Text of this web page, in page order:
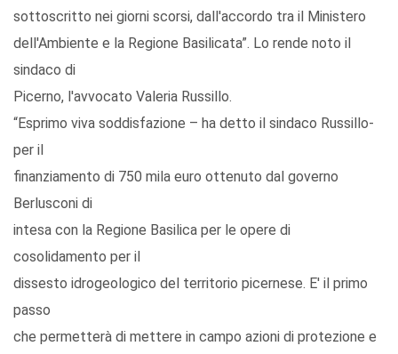
sottoscritto nei giorni scorsi, dall'accordo tra il Ministero
dell'Ambiente e la Regione Basilicata”. Lo rende noto il
sindaco di
Picerno, l'avvocato Valeria Russillo.
“Esprimo viva soddisfazione – ha detto il sindaco Russillo-
per il
finanziamento di 750 mila euro ottenuto dal governo
Berlusconi di
intesa con la Regione Basilica per le opere di
cosolidamento per il
dissesto idrogeologico del territorio picernese. E' il primo
passo
che permetterà di mettere in campo azioni di protezione e